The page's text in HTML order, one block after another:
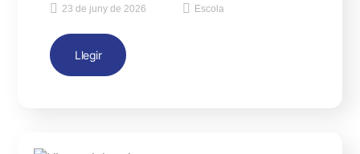
23 de juny de 2026 Escola
Llegir